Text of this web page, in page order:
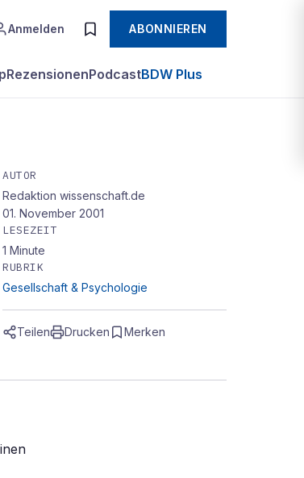
Anmelden ABONNIEREN
RezensionenPodcastBDW Plus
AUTOR
Redaktion wissenschaft.de
01. November 2001
LESEZEIT
1 Minute
RUBRIK
Gesellschaft & Psychologie
Teilen Drucken Merken